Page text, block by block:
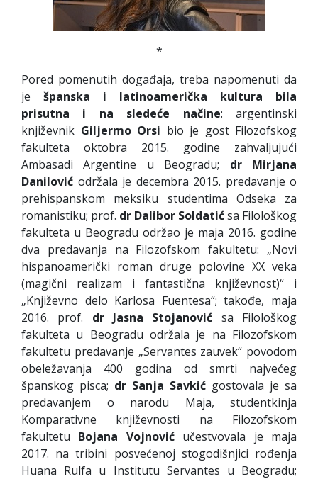
*
Pored pomenutih događaja, treba napomenuti da
je španska i latinoamerička kultura
bila
prisutna
i na sledeće načine: argentinski
književnik Giljermo Orsi bio je gost Filozofskog
fakulteta oktobra 2015. godine zahvaljujući
Ambasadi Argentine u Beogradu; dr
Mirjana
Danilović održala je decembra 2015. predavanje o
prehispanskom meksiku studentima Odseka za
romanistiku; prof. dr Dalibor Soldatićsa Filološkog
fakulteta u Beogradu održao je maja 2016. godine
dva predavanja na Filozofskom fakultetu: „Novi
hispanoamerički roman druge polovine XX veka
(magični realizam i fantastična književnost)“ i
„Književno delo Karlosa Fuentesa“; takođe, maja
2016. prof. dr Jasna Stojanović sa Filološkog
fakulteta u Beogradu održala je na Filozofskom
fakultetu predavanje „Servantes zauvek“ povodom
obeležavanja 400 godina od smrti najvećeg
španskog pisca; dr Sanja Savkić gostovala je sa
predavanjem o narodu Maja, studentkinja
Komparativne književnosti na Filozofskom
fakultetu Bojana Vojnovićučestvovala je maja
2017. na tribini posvećenoj stogodišnjici rođenja
Huana Rulfa u Institutu Servantes u Beogradu;